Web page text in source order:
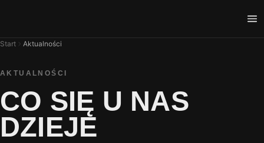
Start Aktualności
AKTUALNOŚCI
CO SIĘ U NAS
DZIEJE